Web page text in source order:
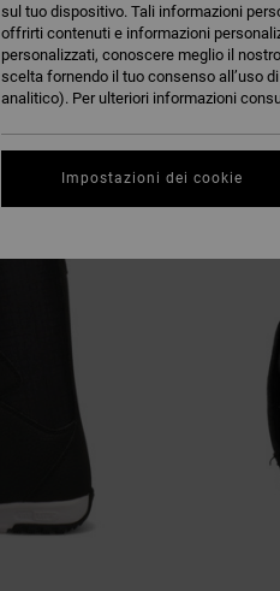
sul tuo dispositivo. Tali informazioni
offrirti contenuti e informazioni
personalizzati, conoscere meglio il
scelta fornendo il tuo consenso all’uso
analitico). Per ulteriori informazioni
Impostazioni dei cookie